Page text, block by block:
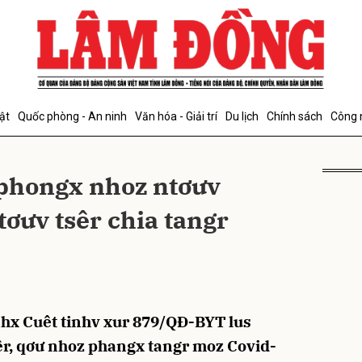
Quốc phòng - An ninh Văn hóa - Giải trí Du lịch Chính sách Công
nhoz ntơưv
tsêr chia tangr
Cuêt tinhv xur 879/QĐ-BYT lus
qơư nhoz phangx tangr moz Covid-
luận